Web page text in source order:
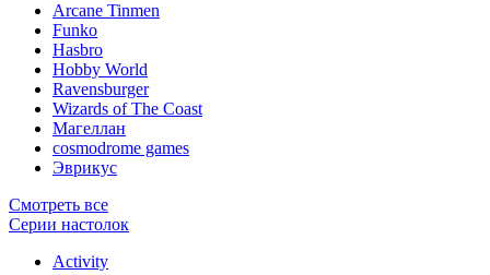
Arcane Tinmen
Funko
Hasbro
Hobby World
Ravensburger
Wizards of The Coast
Магеллан
сosmodrome games
Эврикус
Смотреть все
Серии настолок
Activity